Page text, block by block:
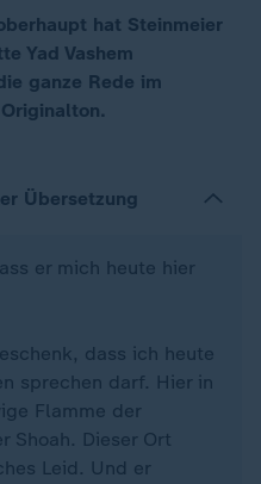
hat Steinmeier
Yad Vashem
ganze Rede im
Übersetzung
er mich heute hier
dass ich heute
sprechen darf. Hier in
Flamme der
Shoah. Dieser Ort
Leid. Und er